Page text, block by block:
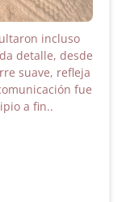
incluso
detalle, desde
suave, refleja
fue
a fin..